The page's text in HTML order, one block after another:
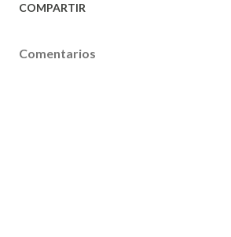
COMPARTIR
Comentarios